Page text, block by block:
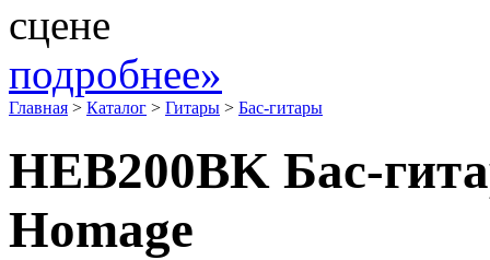
сцене
подробнее»
Главная > Каталог > Гитары > Бас-гитары
HEB200BK Бас-
Homage